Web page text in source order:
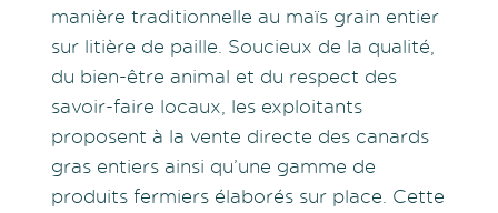
manière traditionnelle au maïs grain entier
sur litière de paille. Soucieux de la qualité,
du bien-être animal et du respect des
savoir-faire locaux, les exploitants
proposent à la vente directe des canards
gras entiers ainsi qu’une gamme de
produits fermiers élaborés sur place. Cette